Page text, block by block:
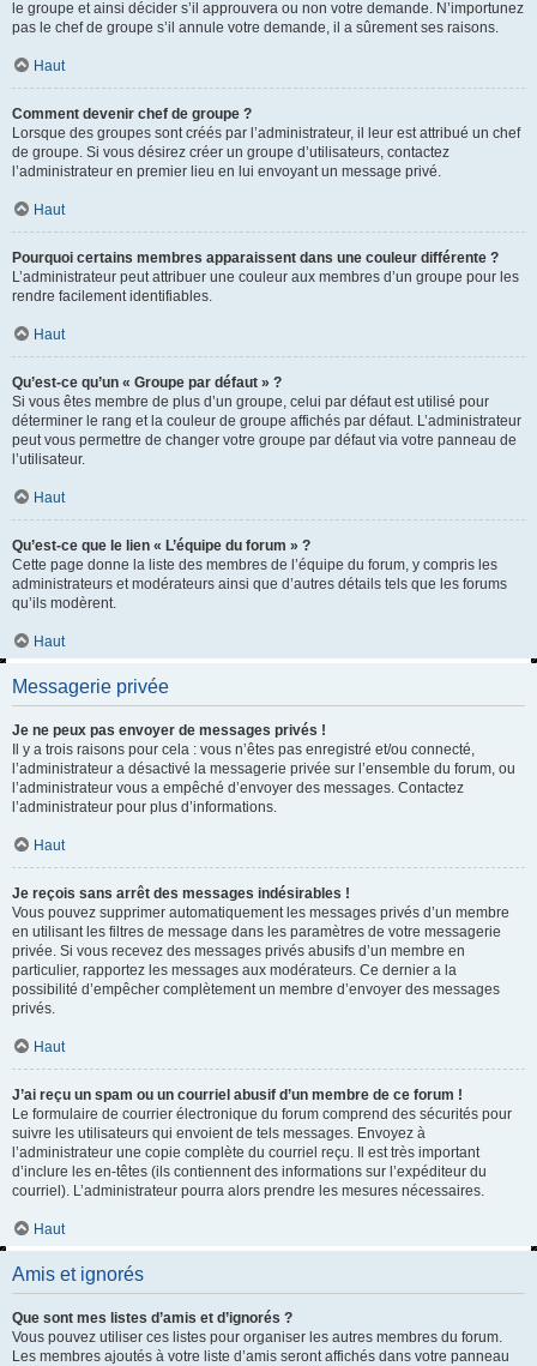
le groupe et ainsi décider s’il approuvera ou non votre demande. N’importunez
pas le chef de groupe s’il annule votre demande, il a sûrement ses raisons.
Haut
Comment devenir chef de groupe ?
Lorsque des groupes sont créés par l’administrateur, il leur est attribué un chef
de groupe. Si vous désirez créer un groupe d’utilisateurs, contactez
l’administrateur en premier lieu en lui envoyant un message privé.
Haut
Pourquoi certains membres apparaissent dans une couleur différente ?
L’administrateur peut attribuer une couleur aux membres d’un groupe pour les
rendre facilement identifiables.
Haut
Qu’est-ce qu’un « Groupe par défaut » ?
Si vous êtes membre de plus d’un groupe, celui par défaut est utilisé pour
déterminer le rang et la couleur de groupe affichés par défaut. L’administrateur
peut vous permettre de changer votre groupe par défaut via votre panneau de
l’utilisateur.
Haut
Qu’est-ce que le lien « L’équipe du forum » ?
Cette page donne la liste des membres de l’équipe du forum, y compris les
administrateurs et modérateurs ainsi que d’autres détails tels que les forums
qu’ils modèrent.
Haut
Messagerie privée
Je ne peux pas envoyer de messages privés !
Il y a trois raisons pour cela : vous n’êtes pas enregistré et/ou connecté,
l’administrateur a désactivé la messagerie privée sur l’ensemble du forum, ou
l’administrateur vous a empêché d’envoyer des messages. Contactez
l’administrateur pour plus d’informations.
Haut
Je reçois sans arrêt des messages indésirables !
Vous pouvez supprimer automatiquement les messages privés d’un membre
en utilisant les filtres de message dans les paramètres de votre messagerie
privée. Si vous recevez des messages privés abusifs d’un membre en
particulier, rapportez les messages aux modérateurs. Ce dernier a la
possibilité d’empêcher complètement un membre d’envoyer des messages
privés.
Haut
J’ai reçu un spam ou un courriel abusif d’un membre de ce forum !
Le formulaire de courrier électronique du forum comprend des sécurités pour
suivre les utilisateurs qui envoient de tels messages. Envoyez à
l’administrateur une copie complète du courriel reçu. Il est très important
d’inclure les en-têtes (ils contiennent des informations sur l’expéditeur du
courriel). L’administrateur pourra alors prendre les mesures nécessaires.
Haut
Amis et ignorés
Que sont mes listes d’amis et d’ignorés ?
Vous pouvez utiliser ces listes pour organiser les autres membres du forum.
Les membres ajoutés à votre liste d’amis seront affichés dans votre panneau